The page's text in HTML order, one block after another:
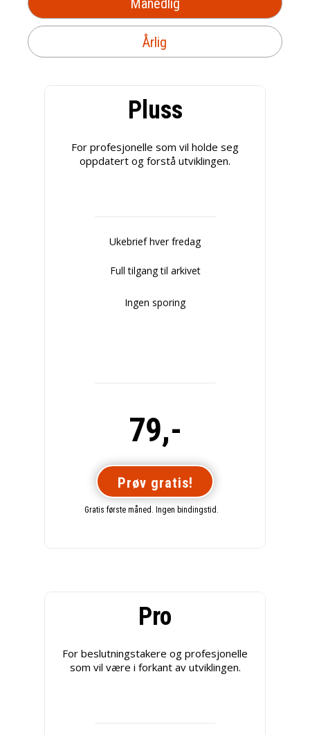
Årlig
Pluss
For profesjonelle som vil holde seg
oppdatert og forstå utviklingen.
Ukebrief hver fredag
Full tilgang til arkivet
Ingen sporing
79,-
Prøv gratis!
Gratis første måned. Ingen bindingstid.
Pro
For beslutningstakere og profesjonelle
som vil være i forkant av utviklingen.